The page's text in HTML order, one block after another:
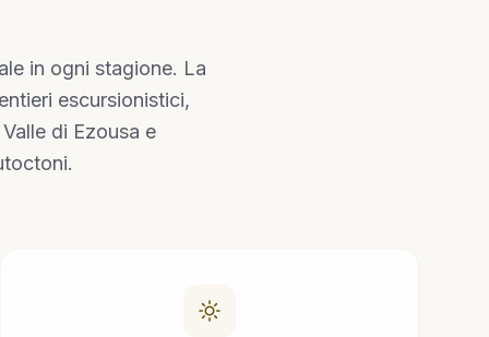
in ogni stagione. La
escursionistici,
di Ezousa e